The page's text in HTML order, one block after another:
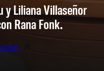
y Liliana Villaseñor
Rana Fonk.